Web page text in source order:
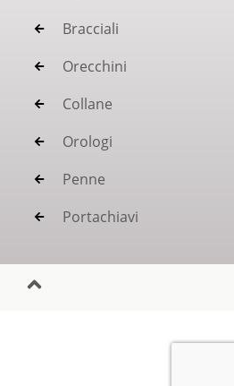
Bracciali
Orecchini
Collane
Orologi
Penne
Portachiavi